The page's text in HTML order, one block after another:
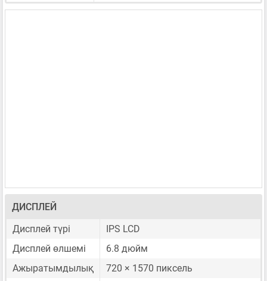
ДИСПЛЕЙ
Дисплей түрі
IPS LCD
Дисплей өлшемі
6.8 дюйм
Ажыратымдылық
720 × 1570 пиксель